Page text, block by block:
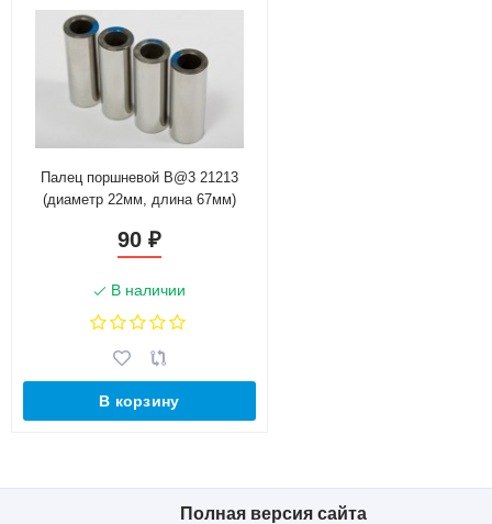
Палец поршневой B@3 21213
(диаметр 22мм, длина 67мм)
90 ₽
В наличии
В корзину
Полная версия сайта